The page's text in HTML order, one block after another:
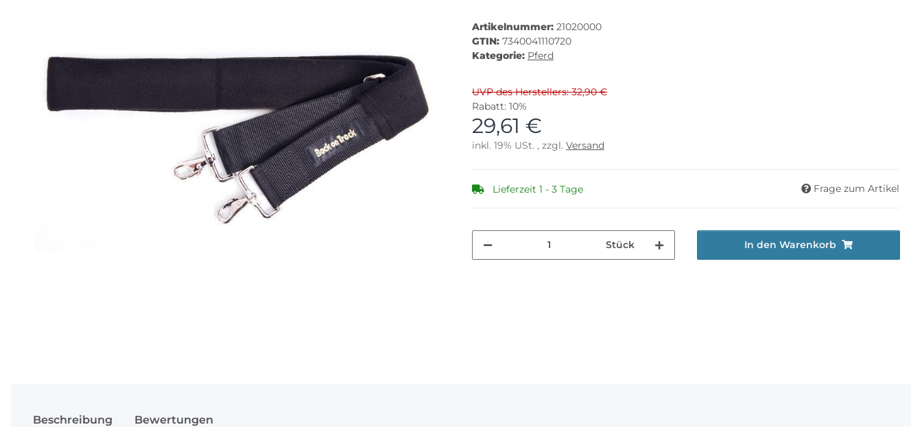
Artikelnummer: 21020000
GTIN: 7340041110720
Kategorie: Pferd
UVP des Herstellers: 32,90 €
Rabatt: 10%
29,61 €
inkl. 19% USt. , zzgl. Versand
Lieferzeit 1 - 3 Tage Frage zum Artikel
Stück In den Warenkorb
Beschreibung Bewertungen